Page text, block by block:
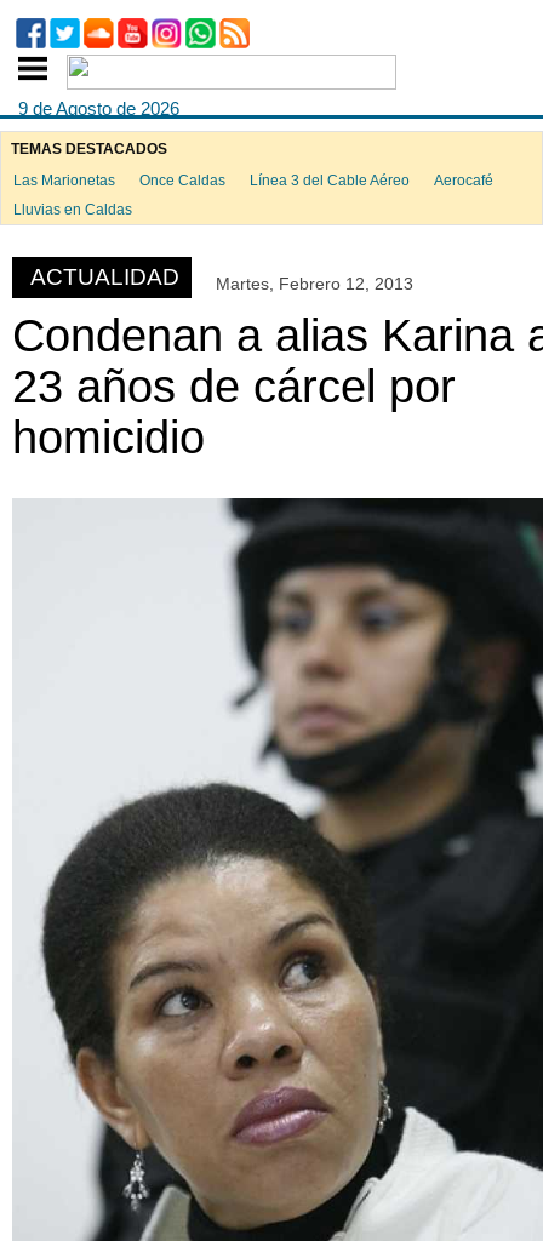
9 de Agosto de 2026
TEMAS DESTACADOS
Las Marionetas
Once Caldas Línea 3 del Cable Aéreo
Aerocafé
Lluvias en Caldas
ACTUALIDAD Martes, Febrero 12, 2013
Condenan a alias Karina
23 años de cárcel por
homicidio